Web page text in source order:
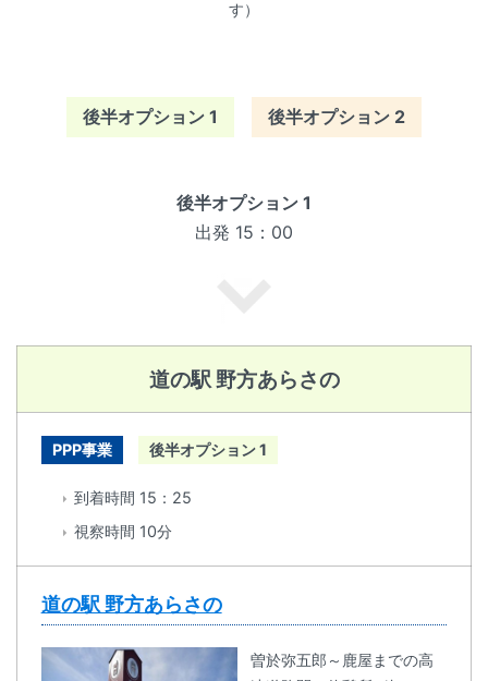
す）
後半オプション 1 後半オプション 2
後半オプション 1
出発 15：00
道の駅 野方あらさの
PPP事業 後半オプション 1
到着時間 15：25
視察時間 10分
道の駅 野方あらさの
曽於弥五郎～鹿屋までの高